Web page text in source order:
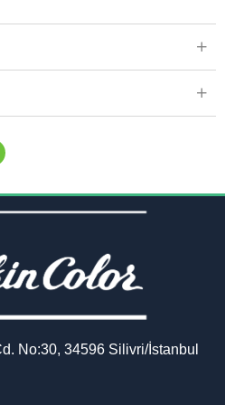
No:30, 34596 Silivri/İstanbul